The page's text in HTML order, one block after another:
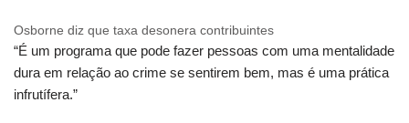
Osborne diz que taxa desonera contribuintes
“É um programa que pode fazer pessoas com uma mentalidade
dura em relação ao crime se sentirem bem, mas é uma prática
infrutífera.”